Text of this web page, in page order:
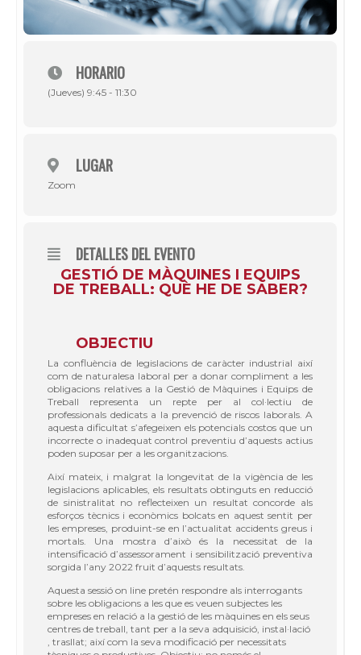
HORARIO
(Jueves) 9:45 - 11:30
LUGAR
Zoom
DETALLES DEL EVENTO
GESTIÓ DE MÀQUINES I EQUIPS
DE TREBALL: QUÈ HE DE SABER?
OBJECTIU
La confluència de legislacions de caràcter industrial així
com de naturalesa laboral per a donar compliment a les
obligacions relatives a la Gestió de Màquines i Equips de
Treball representa un repte per al col·lectiu de
professionals dedicats a la prevenció de riscos laborals. A
aquesta dificultat s’afegeixen els potencials costos que un
incorrecte o inadequat control preventiu d’aquests actius
poden suposar per a les organitzacions.
Així mateix, i malgrat la longevitat de la vigència de les
legislacions aplicables, els resultats obtinguts en reducció
de sinistralitat no reflecteixen un resultat concorde als
esforços tècnics i econòmics bolcats en aquest sentit per
les empreses, produint-se en l’actualitat accidents greus i
mortals. Una mostra d’això és la necessitat de la
intensificació d’assessorament i sensibilització preventiva
sorgida l’any 2022 fruit d’aquests resultats.
Aquesta sessió on line pretén respondre als interrogants
sobre les obligacions a les que es veuen subjectes les
empreses en relació a la gestió de les màquines en els seus
centres de treball, tant per a la seva adquisició, instal·lació
, trasllat; així com la seva modificació per necessitats